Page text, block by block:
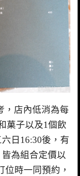
，店內低消為每
菓子以及1個飲
日16:30後，有
為組合定價以
位時一同預約，